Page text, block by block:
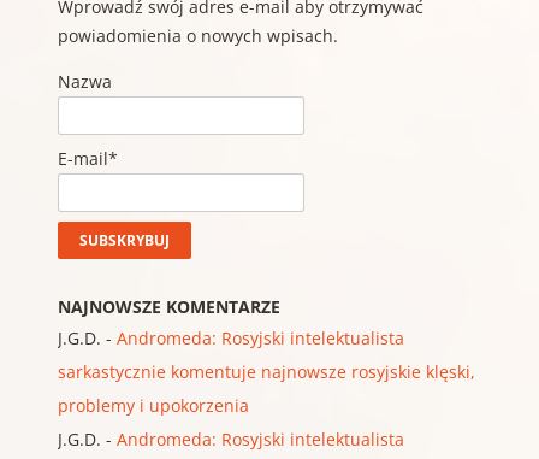
Wprowadź swój adres e-mail aby otrzymywać
powiadomienia o nowych wpisach.
Nazwa
E-mail*
NAJNOWSZE KOMENTARZE
J.G.D. - Andromeda: Rosyjski intelektualista
sarkastycznie komentuje najnowsze rosyjskie klęski,
problemy i upokorzenia
J.G.D. - Andromeda: Rosyjski intelektualista